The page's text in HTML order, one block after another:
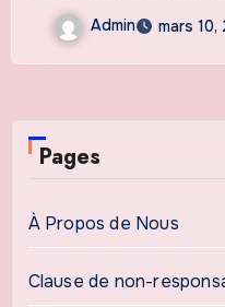
Admin mars 10,
Pages
À Propos de Nous
Clause de non-